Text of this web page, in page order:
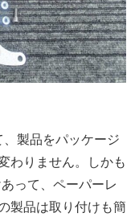
、製品をパッケージ
わりません。しかも
って、ペーパーレ
製品は取り付けも簡